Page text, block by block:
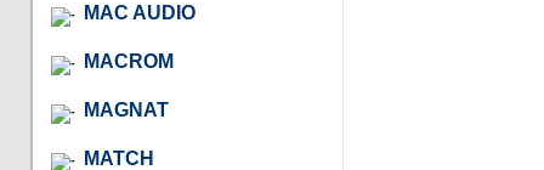
MAC AUDIO
MACROM
MAGNAT
MATCH